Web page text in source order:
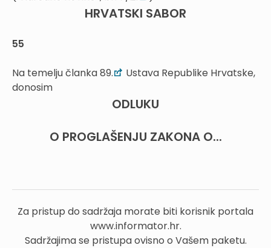
HRVATSKI SABOR
55
Na temelju članka 89.
Ustava Republike Hrvatske,
donosim
ODLUKU
O PROGLAŠENJU ZAKONA O...
Za pristup do sadržaja morate biti korisnik portala
www.informator.hr.
Sadržajima se pristupa ovisno o Vašem paketu.